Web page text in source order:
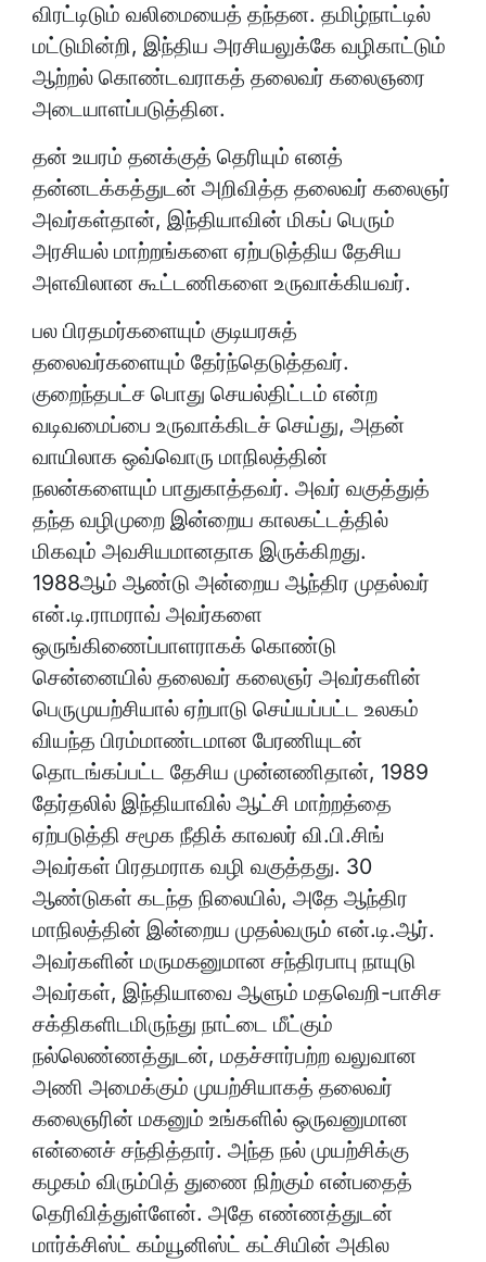
விரட்டிடும் வலிமையைத் தந்தன. தமிழ்நாட்டில்
மட்டுமின்றி, இந்திய அரசியலுக்கே வழிகாட்டும்
ஆற்றல் கொண்டவராகத் தலைவர் கலைஞரை
அடையாளப்படுத்தின.
தன் உயரம் தனக்குத் தெரியும் எனத்
தன்னடக்கத்துடன் அறிவித்த தலைவர் கலைஞர்
அவர்கள்தான், இந்தியாவின் மிகப் பெரும்
அரசியல் மாற்றங்களை ஏற்படுத்திய தேசிய
அளவிலான கூட்டணிகளை உருவாக்கியவர்.
பல பிரதமர்களையும் குடியரசுத்
தலைவர்களையும் தேர்ந்தெடுத்தவர்.
குறைந்தபட்ச பொது செயல்திட்டம் என்ற
வடிவமைப்பை உருவாக்கிடச் செய்து, அதன்
வாயிலாக ஒவ்வொரு மாநிலத்தின்
நலன்களையும் பாதுகாத்தவர். அவர் வகுத்துத்
தந்த வழிமுறை இன்றைய காலகட்டத்தில்
மிகவும் அவசியமானதாக இருக்கிறது.
1988ஆம் ஆண்டு அன்றைய ஆந்திர முதல்வர்
என்.டி.ராமராவ் அவர்களை
ஒருங்கிணைப்பாளராகக் கொண்டு
சென்னையில் தலைவர் கலைஞர் அவர்களின்
பெருமுயற்சியால் ஏற்பாடு செய்யப்பட்ட உலகம்
வியந்த பிரம்மாண்டமான பேரணியுடன்
தொடங்கப்பட்ட தேசிய முன்னணிதான், 1989
தேர்தலில் இந்தியாவில் ஆட்சி மாற்றத்தை
ஏற்படுத்தி சமூக நீதிக் காவலர் வி.பி.சிங்
அவர்கள் பிரதமராக வழி வகுத்தது. 30
ஆண்டுகள் கடந்த நிலையில், அதே ஆந்திர
மாநிலத்தின் இன்றைய முதல்வரும் என்.டி.ஆர்.
அவர்களின் மருமகனுமான சந்திரபாபு நாயுடு
அவர்கள், இந்தியாவை ஆளும் மதவெறி-பாசிச
சக்திகளிடமிருந்து நாட்டை மீட்கும்
நல்லெண்ணத்துடன், மதச்சார்பற்ற வலுவான
அணி அமைக்கும் முயற்சியாகத் தலைவர்
கலைஞரின் மகனும் உங்களில் ஒருவனுமான
என்னைச் சந்தித்தார். அந்த நல் முயற்சிக்கு
கழகம் விரும்பித் துணை நிற்கும் என்பதைத்
தெரிவித்துள்ளேன். அதே எண்ணத்துடன்
மார்க்சிஸ்ட் கம்யூனிஸ்ட் கட்சியின் அகில